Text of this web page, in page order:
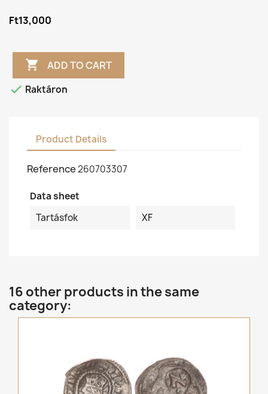
Ft13,000
 ADD TO CART
 Raktáron
Product Details
Reference260703307
Data sheet
Tartásfok
XF
16 other products in the same
category: